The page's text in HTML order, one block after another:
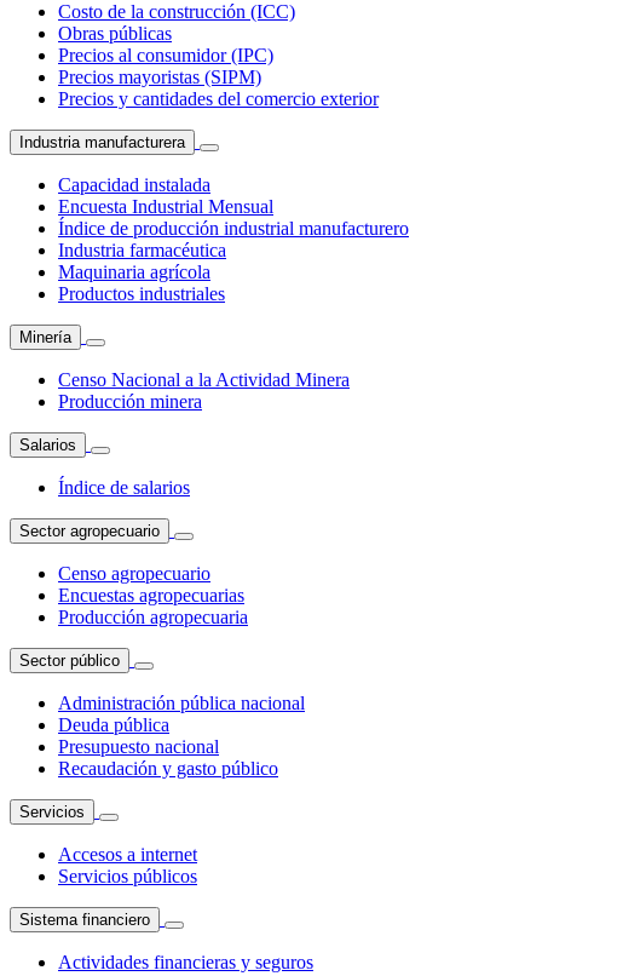
Costo de la construcción (ICC)
Obras públicas
Precios al consumidor (IPC)
Precios mayoristas (SIPM)
Precios y cantidades del comercio exterior
Industria manufacturera
Capacidad instalada
Encuesta Industrial Mensual
Índice de producción industrial manufacturero
Industria farmacéutica
Maquinaria agrícola
Productos industriales
Minería
Censo Nacional a la Actividad Minera
Producción minera
Salarios
Índice de salarios
Sector agropecuario
Censo agropecuario
Encuestas agropecuarias
Producción agropecuaria
Sector público
Administración pública nacional
Deuda pública
Presupuesto nacional
Recaudación y gasto público
Servicios
Accesos a internet
Servicios públicos
Sistema financiero
Actividades financieras y seguros